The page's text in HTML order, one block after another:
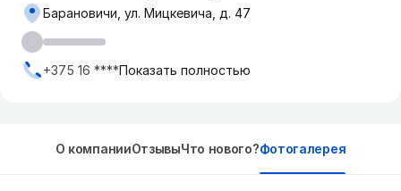
Барановичи, ул. Мицкевича, д. 47
+375 16 ****Показать полностью
О компанииОтзывыЧто нового?Фотогалерея